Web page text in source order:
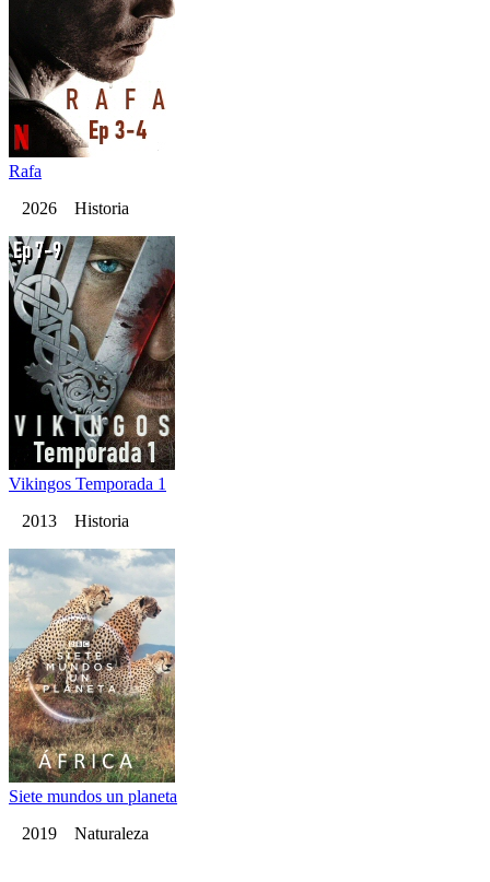
Rafa
2026 Historia
Vikingos Temporada 1
2013 Historia
Siete mundos un planeta
2019 Naturaleza